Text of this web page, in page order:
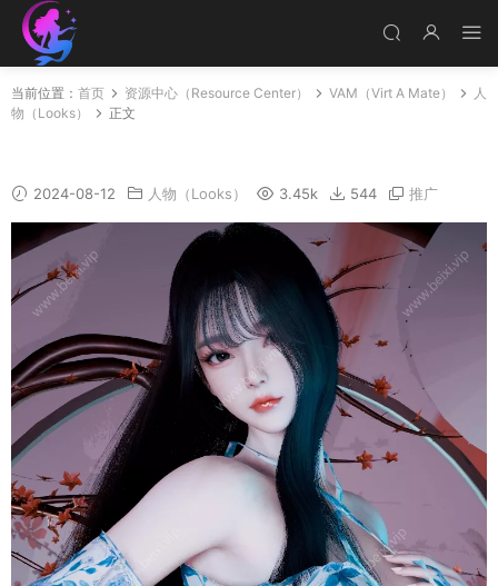
当前位置： 首页 资源中心（Resource Center） VAM（Virt A Mate）
人
物（Looks）
正文
2024-08-12 人物（Looks） 3.45k 544 推广